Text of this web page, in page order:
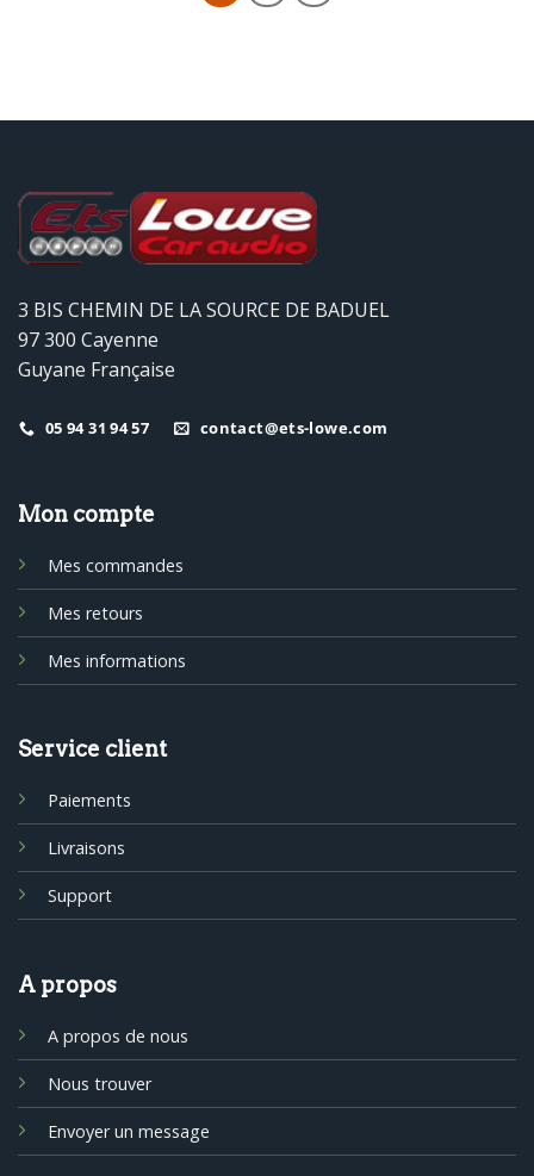
3 BIS CHEMIN DE LA SOURCE DE BADUEL
97 300 Cayenne
Guyane Française
05 94 31 94 57 contact@ets-lowe.com
Mon compte
Mes commandes
Mes retours
Mes informations
Service client
Paiements
Livraisons
Support
A propos
A propos de nous
Nous trouver
Envoyer un message